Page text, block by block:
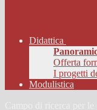
Didattica
Offerta
I progetti
Modulistica